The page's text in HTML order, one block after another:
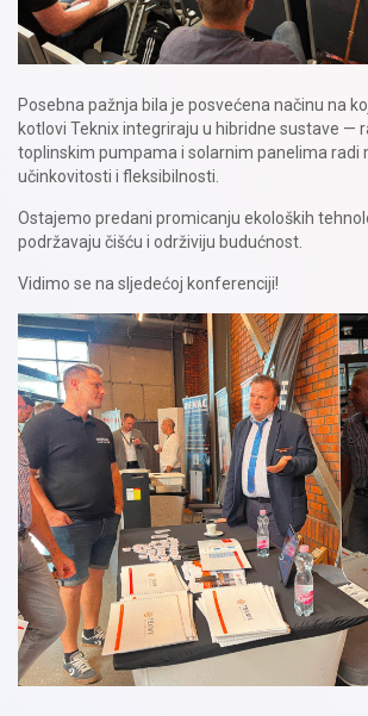
Posebna pažnja bila je posvećena načinu na
kotlovi Teknix integriraju u hibridne sustave —
toplinskim pumpama i solarnim panelima radi
učinkovitosti i fleksibilnosti.
Ostajemo predani promicanju ekoloških
podržavaju čišću i održiviju budućnost.
Vidimo se na sljedećoj konferenciji!